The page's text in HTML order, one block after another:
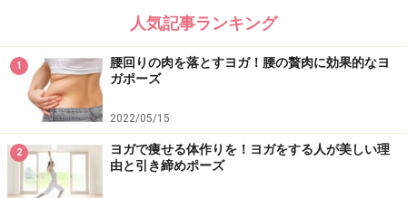
人気記事ランキング
1
腰回りの肉を落とすヨガ！腰の贅肉に効果的なヨ
ガポーズ
2022/05/15
2
ヨガで痩せる体作りを！ヨガをする人が美しい理
由と引き締めポーズ